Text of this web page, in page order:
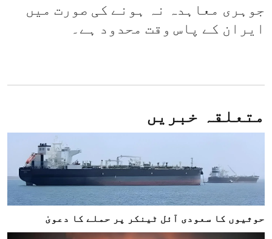
جوہری معاہدہ نہ ہونے کی صورت میں
ایران کے پاس وقت محدود ہے۔
متعلقہ خبریں
حوثیوں کا سعودی آئل ٹینکر پر حملے کا دعویٰ